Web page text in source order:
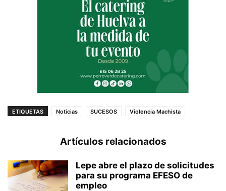
ETIQUETAS Noticias SUCESOS Violencia Machista
Artículos relacionados
Lepe abre el plazo de solicitudes
para su programa EFESO de
empleo